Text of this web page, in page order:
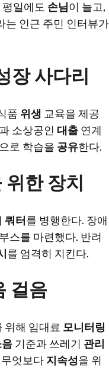
일에도 손님이 늘고,
는 인근 주민 인터뷰가
장 사다리
품 위생 교육을 제공
소상공인 대출 연계
로 학습을 공유한다.
위한 장치
쿼터 를 병행한다. 장애
부스를 마련했다. 반려
를 엄격히 지킨다.
걸음
위해 임대료 모니터링
기준과 쓰레기 관리
엇보다 지속성을 위